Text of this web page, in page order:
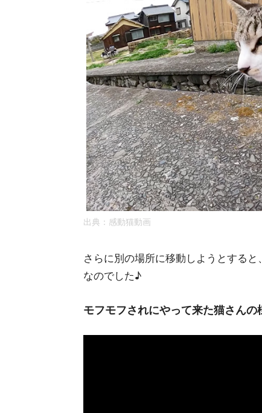
出典：感動猫動画
さらに別の場所に移動しようとする
なのでした♪
モフモフされにやって来た猫さん